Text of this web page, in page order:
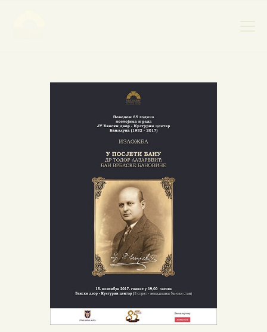
НАЈАВА ДОГАЂАЈА
БАНСКИ ДВОР
ФОТОГРАФИЈЕ
КОНТАКТ